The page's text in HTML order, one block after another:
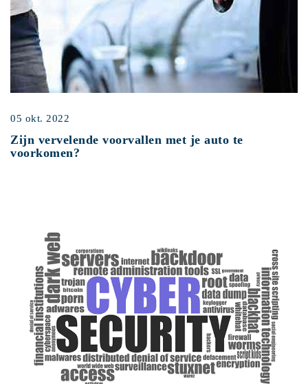
05 okt. 2022
Zijn vervelende voorvallen met je auto te
voorkomen?